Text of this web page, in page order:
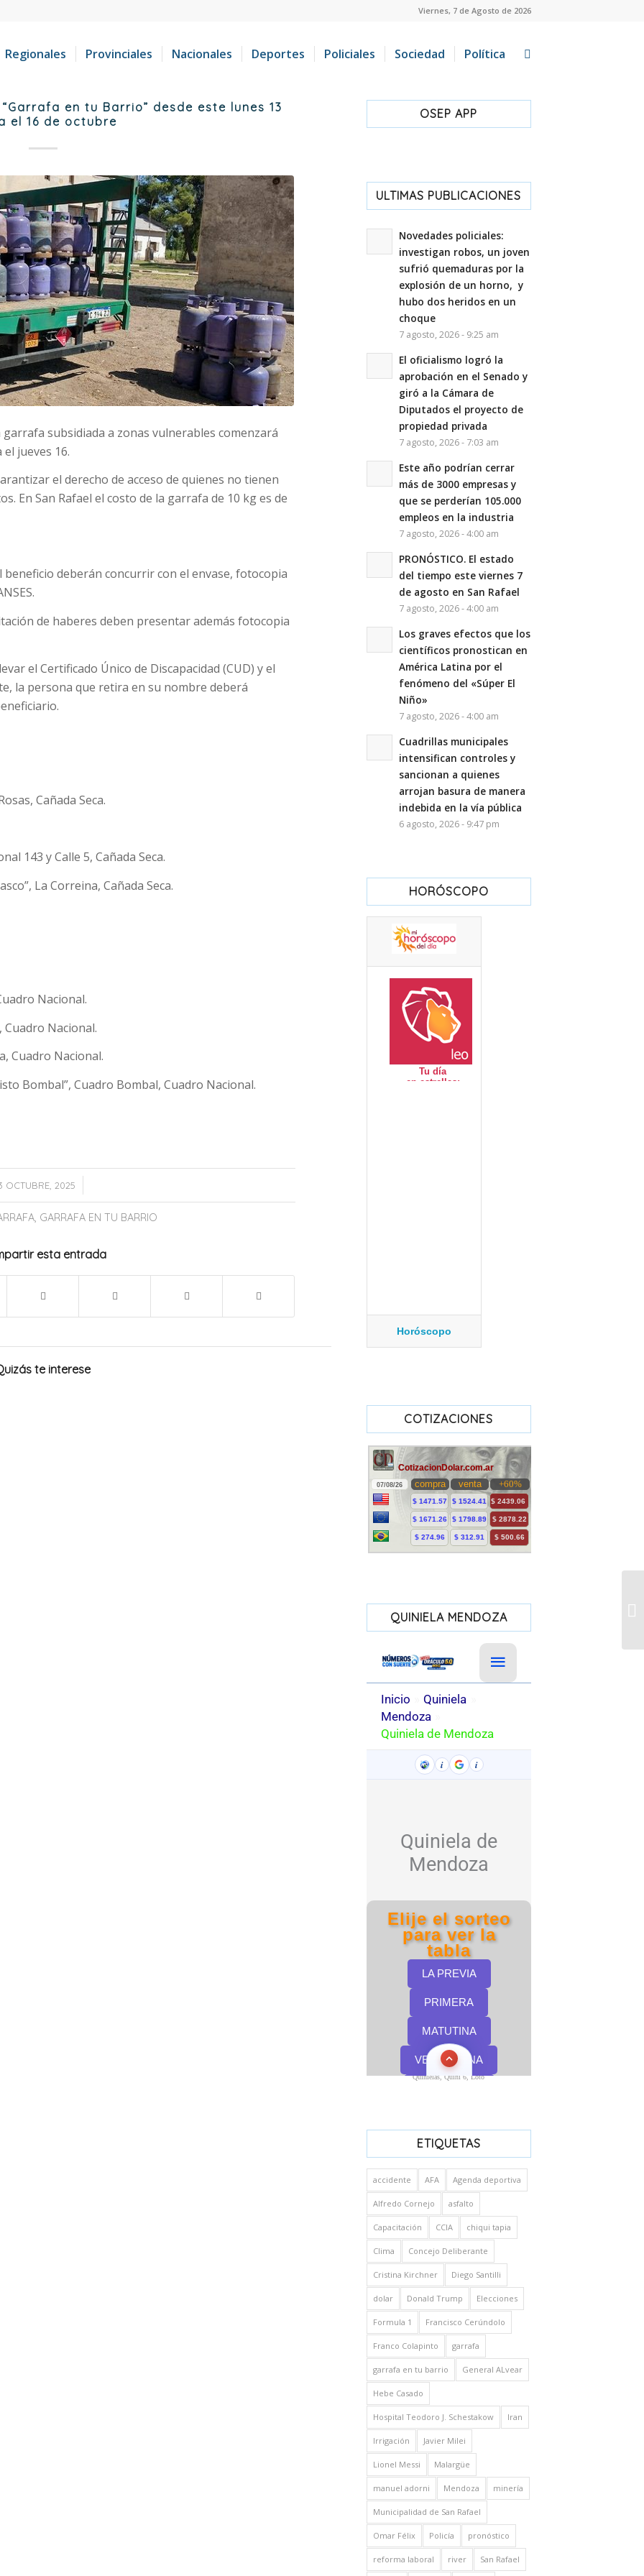
Viernes, 7 de Agosto de 2026
Regionales Provinciales Nacionales Deportes Policiales Sociedad Política
en tu Barrio” desde este lunes 13
el 16 de octubre
subsidiada a zonas vulnerables comenzará
jueves 16.
el derecho de acceso de quienes no tienen
En San Rafael el costo de la garrafa de 10 kg es de
beneficio deberán concurrir con el envase, fotocopia
de haberes deben presentar además fotocopia
el Certificado Único de Discapacidad (CUD) y el
la persona que retira en su nombre deberá
Cañada Seca.
143 y Calle 5, Cañada Seca.
La Correina, Cañada Seca.
Nacional.
Cuadro Nacional.
Cuadro Nacional.
Bombal”, Cuadro Bombal, Cuadro Nacional.
OCTUBRE, 2025
/
, GARRAFA EN TU BARRIO
esta entrada
te interese
OSEP APP
ULTIMAS PUBLICACIONES
Novedades policiales:
investigan robos, un joven
sufrió quemaduras por la
explosión de un horno, y
hubo dos heridos en un
choque
7 agosto, 2026 - 9:25 am
El oficialismo logró la
aprobación en el Senado y
giró a la Cámara de
Diputados el proyecto de
propiedad privada
7 agosto, 2026 - 7:03 am
Este año podrían cerrar
más de 3000 empresas y
que se perderían 105.000
empleos en la industria
7 agosto, 2026 - 4:00 am
PRONÓSTICO. El estado
del tiempo este viernes 7
de agosto en San Rafael
7 agosto, 2026 - 4:00 am
Los graves efectos que los
científicos pronostican en
América Latina por el
fenómeno del «Súper El
Niño»
7 agosto, 2026 - 4:00 am
Cuadrillas municipales
intensifican controles y
sancionan a quienes
arrojan basura de manera
indebida en la vía pública
6 agosto, 2026 - 9:47 pm
HORÓSCOPO
Horóscopo
COTIZACIONES
QUINIELA MENDOZA
Quinielas, Quini 6, Loto
ETIQUETAS
accidente AFA Agenda deportiva
Alfredo Cornejo asfalto
Capacitación CCIA chiqui tapia
Clima Concejo Deliberante
Cristina Kirchner Diego Santilli
dolar Donald Trump Elecciones
Formula 1 Francisco Cerúndolo
Franco Colapinto garrafa
garrafa en tu barrio General ALvear
Hebe Casado
Hospital Teodoro J. Schestakow Iran
Irrigación Javier Milei
Lionel Messi Malargüe
manuel adorni Mendoza minería
Municipalidad de San Rafael
Omar Félix Policía pronóstico
reforma laboral river San Rafael